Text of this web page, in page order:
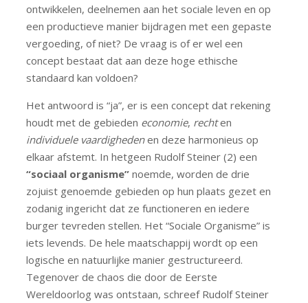
ontwikkelen, deelnemen aan het sociale leven en op
een productieve manier bijdragen met een gepaste
vergoeding, of niet? De vraag is of er wel een
concept bestaat dat aan deze hoge ethische
standaard kan voldoen?
Het antwoord is “ja”, er is een concept dat rekening
houdt met de gebieden economie, rechten
individuele vaardighedenen deze harmonieus op
elkaar afstemt. In hetgeen Rudolf Steiner (2) een
“sociaal organisme” noemde, worden de drie
zojuist genoemde gebieden op hun plaats gezet en
zodanig ingericht dat ze functioneren en iedere
burger tevreden stellen. Het “Sociale Organisme” is
iets levends. De hele maatschappij wordt op een
logische en natuurlijke manier gestructureerd.
Tegenover de chaos die door de Eerste
Wereldoorlog was ontstaan, schreef Rudolf Steiner